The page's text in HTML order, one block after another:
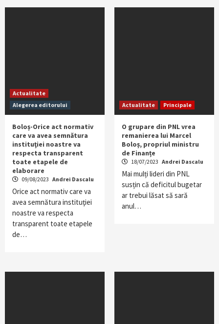
Actualitate
Alegerea editorului
Boloș-Orice act normativ
care va avea semnătura
instituţiei noastre va
respecta transparent
toate etapele de
elaborare
09/08/2023 Andrei Dascalu
Orice act normativ care va
avea semnătura instituţiei
noastre va respecta
transparent toate etapele
de…
Actualitate Principale
O grupare din PNL vrea
remanierea lui Marcel
Boloș, propriul ministru
de Finanțe
18/07/2023 Andrei Dascalu
Mai mulți lideri din PNL
susțin că deficitul bugetar
ar trebui lăsat să sară
anul…